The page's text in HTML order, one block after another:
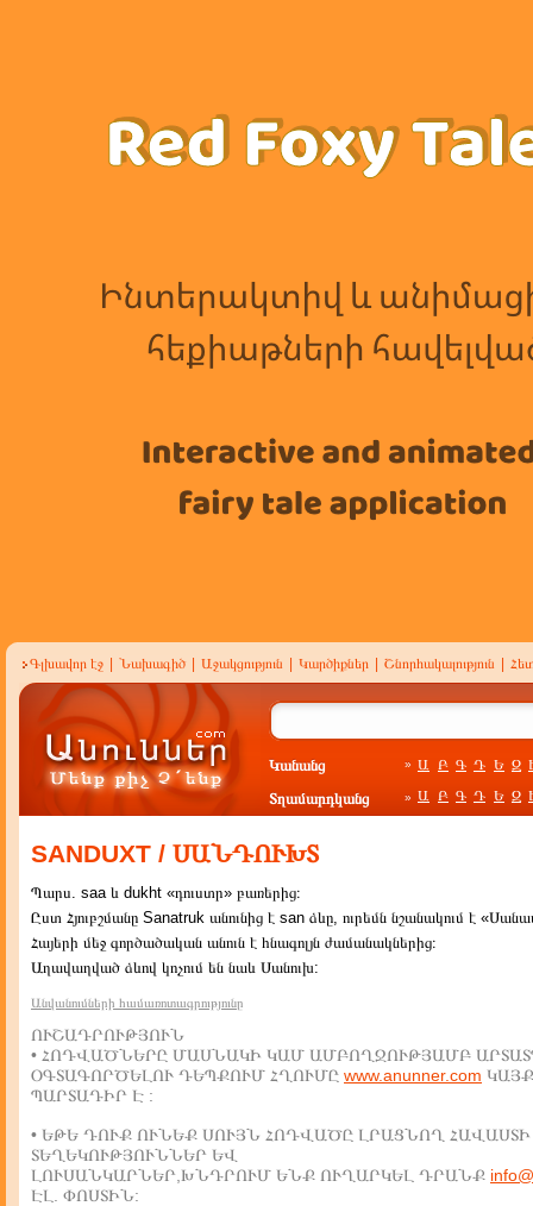
Գլխավոր էջ Նախագիծ Աջակցություն Կարծիքներ Շնորհակալություն
Կանանց » Ա Բ Գ Դ Ե Զ
Տղամարդկանց » Ա Բ Գ Դ Ե Զ
SANDUXT / ՍԱՆԴՈՒԽՏ
Պարս. saa և dukht «դուստր» բառերից։
Ըստ Հյուբշմանը Sanatruk անունից է san ձևը, ուրեմն նշանակում է
Հայերի մեջ գործածական անուն է հնագոլյն ժամանակներից։
Աղավաղված ձևով կոչում են նաև Սանուխ:
Անվանումների համառոտագրությունը
ՈՒՇԱԴՐՈՒԹՅՈՒՆ
• ՀՈԴՎԱԾՆԵՐԸ ՄԱՍՆԱԿԻ ԿԱՄ ԱՄԲՈՂՋՈՒԹՅԱՄԲ
ՕԳՏԱԳՈՐԾԵԼՈՒ ԴԵՊՔՈՒՄ ՀՂՈՒՄԸ www.anunner.com
ՊԱՐՏԱԴԻՐ Է :
• ԵԹԵ ԴՈՒՔ ՈՒՆԵՔ ՍՈՒՅՆ ՀՈԴՎԱԾԸ ԼՐԱՑՆՈՂ ՀԱՎԱՍՏԻ
ՏԵՂԵԿՈՒԹՅՈՒՆՆԵՐ ԵՎ
ԼՈՒՍԱՆԿԱՐՆԵՐ,ԽՆԴՐՈՒՄ ԵՆՔ ՈՒՂԱՐԿԵԼ ԴՐԱՆՔ
ԷԼ. ՓՈՍՏԻՆ: